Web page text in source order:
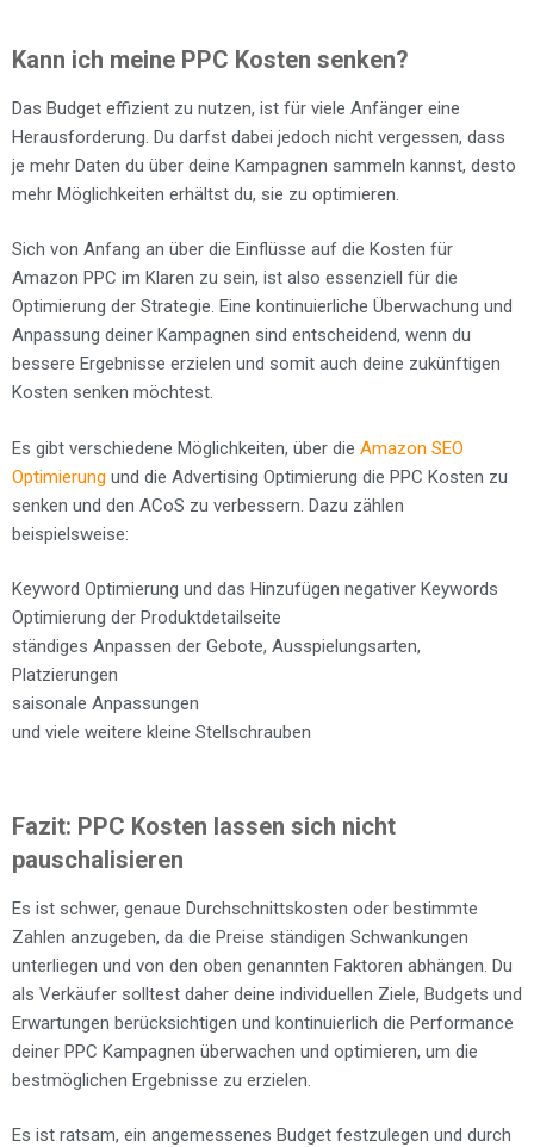
Kann ich meine PPC Kosten senken?
Das Budget effizient zu nutzen, ist für viele Anfänger eine
Herausforderung. Du darfst dabei jedoch nicht vergessen, dass
je mehr Daten du über deine Kampagnen sammeln kannst, desto
mehr Möglichkeiten erhältst du, sie zu optimieren.
Sich von Anfang an über die Einflüsse auf die Kosten für
Amazon PPC im Klaren zu sein, ist also essenziell für die
Optimierung der Strategie. Eine kontinuierliche Überwachung und
Anpassung deiner Kampagnen sind entscheidend, wenn du
bessere Ergebnisse erzielen und somit auch deine zukünftigen
Kosten senken möchtest.
Es gibt verschiedene Möglichkeiten, über die Amazon SEO
Optimierung und die Advertising Optimierung die PPC Kosten zu
senken und den ACoS zu verbessern. Dazu zählen
beispielsweise:
Keyword Optimierung und das Hinzufügen negativer Keywords
Optimierung der Produktdetailseite
ständiges Anpassen der Gebote, Ausspielungsarten,
Platzierungen
saisonale Anpassungen
und viele weitere kleine Stellschrauben
Fazit: PPC Kosten lassen sich nicht
pauschalisieren
Es ist schwer, genaue Durchschnittskosten oder bestimmte
Zahlen anzugeben, da die Preise ständigen Schwankungen
unterliegen und von den oben genannten Faktoren abhängen. Du
als Verkäufer solltest daher deine individuellen Ziele, Budgets und
Erwartungen berücksichtigen und kontinuierlich die Performance
deiner PPC Kampagnen überwachen und optimieren, um die
bestmöglichen Ergebnisse zu erzielen.
Es ist ratsam, ein angemessenes Budget festzulegen und durch